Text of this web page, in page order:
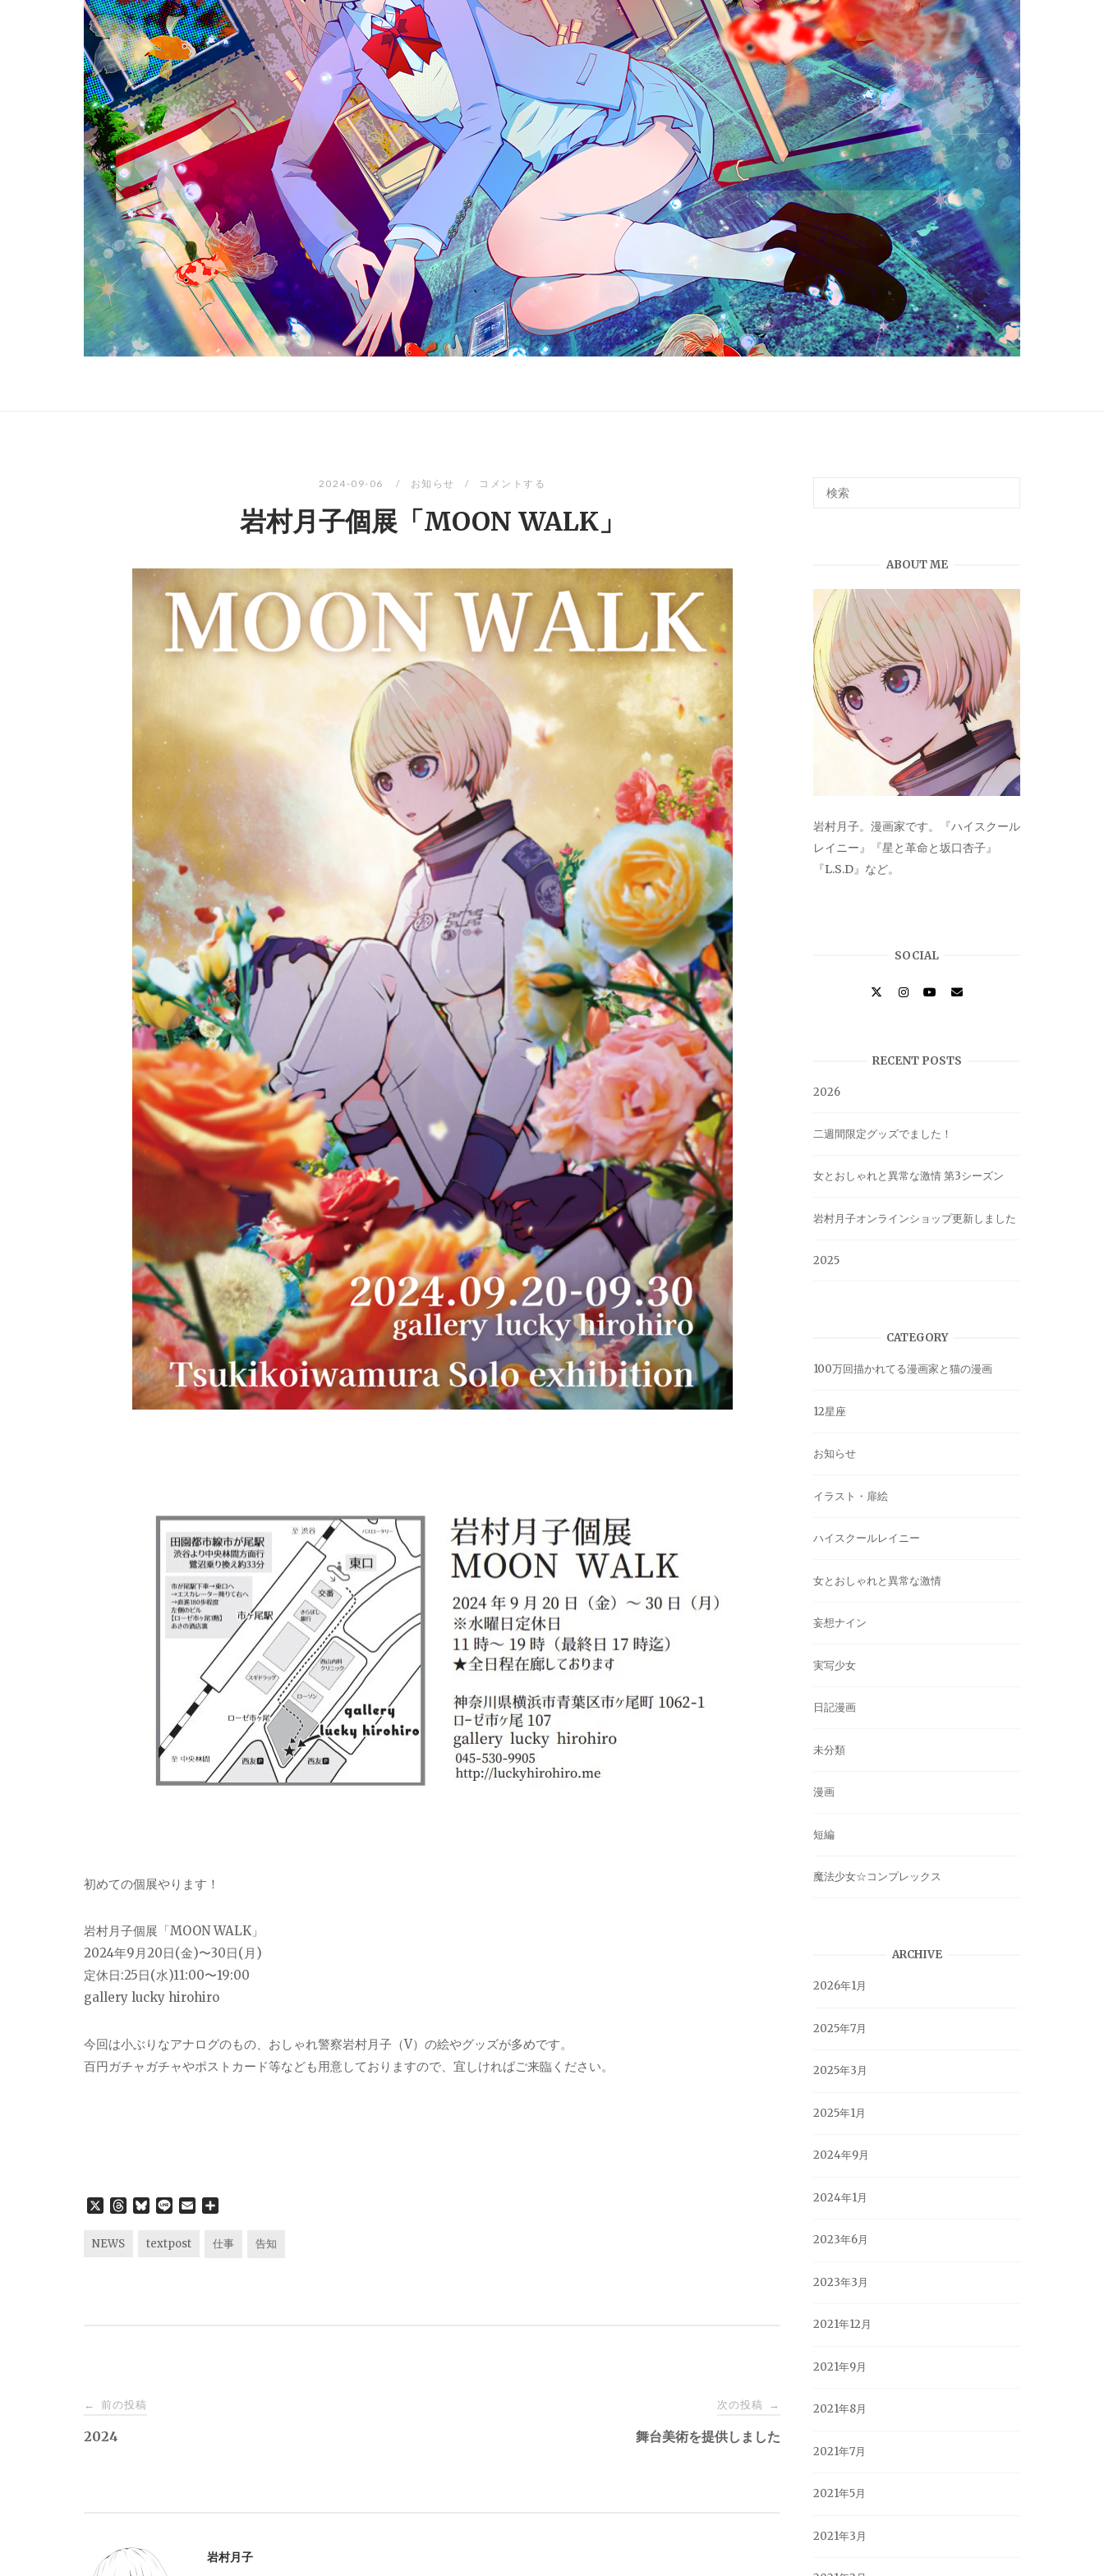
2024-09-06 お知らせ コメントする
岩村月子個展「MOON WALK」
初めての個展やります！
岩村月子個展「MOON WALK」
2024年9月20日(金)〜30日(月)
定休日:25日(水)11:00〜19:00
gallery lucky hirohiro
今回は小ぶりなアナログのもの、おしゃれ警察岩村月子（V）の絵やグッズが多めです。
百円ガチャガチャやポストカード等なども用意しておりますので、宜しければご来臨ください。
T
B
u
n
NEWS textpost 仕事 告知
投
稿
ゲ
← 前の投稿
2024
次の投稿 →
舞台美術を提供しました
岩村月子
ABOUT ME
岩村月子。漫画家です。『ハイスクール
レイニー』『星と革命と坂口杏子』
『L.S.D』など。
SOCIAL
RECENT POSTS
2026
二週間限定グッズでました！
女とおしゃれと異常な激情 第3シーズン
岩村月子オンラインショップ更新しました
2025
CATEGORY
100万回描かれてる漫画家と猫の漫画
12星座
お知らせ
イラスト・扉絵
ハイスクールレイニー
女とおしゃれと異常な激情
妄想ナイン
実写少女
日記漫画
未分類
漫画
短編
魔法少女☆コンプレックス
ARCHIVE
2026年1月
2025年7月
2025年3月
2025年1月
2024年9月
2024年1月
2023年6月
2023年3月
2021年12月
2021年9月
2021年8月
2021年7月
2021年5月
2021年3月